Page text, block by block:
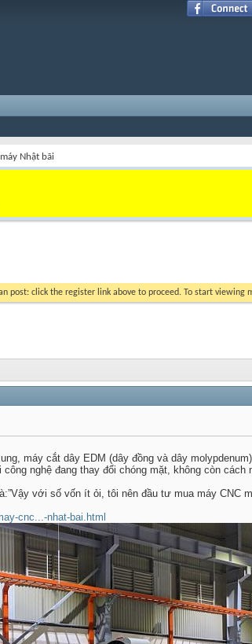
Nhật bãi
post: click the register link above to proceed. To start
máy cắt dây EDM (dây đồng và dây
nghệ đang thay đổi chóng mặt, không còn cách
với số vốn ít ỏi, tôi nên đầu tư mua máy CNC
cnc...-nhat-bai.html